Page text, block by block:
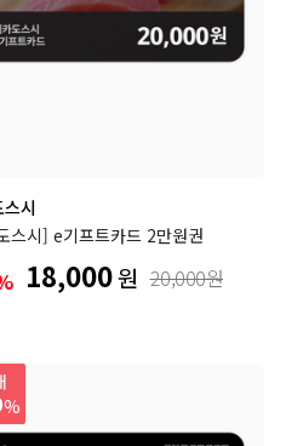
시
스시] e기프트카드 2만원권
18,000원 20,000원
%